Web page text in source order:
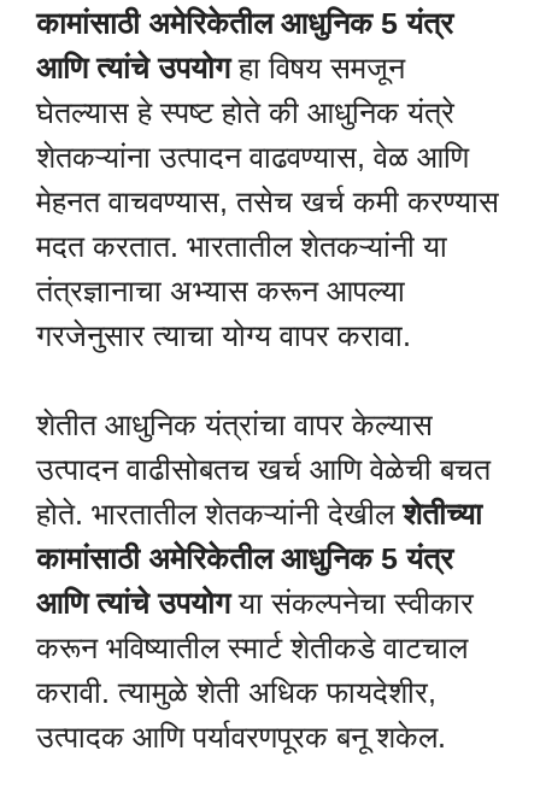
कामांसाठी अमेरिकेतील आधुनिक 5 यंत्र
आणि त्यांचे उपयोगहा विषय समजून
घेतल्यास हे स्पष्ट होते की आधुनिक यंत्रे
शेतकऱ्यांना उत्पादन वाढवण्यास, वेळ आणि
मेहनत वाचवण्यास, तसेच खर्च कमी करण्यास
मदत करतात. भारतातील शेतकऱ्यांनी या
तंत्रज्ञानाचा अभ्यास करून आपल्या
गरजेनुसार त्याचा योग्य वापर करावा.
शेतीत आधुनिक यंत्रांचा वापर केल्यास
उत्पादन वाढीसोबतच खर्च आणि वेळेची बचत
होते. भारतातील शेतकऱ्यांनी देखीलशेतीच्या
कामांसाठी अमेरिकेतील आधुनिक 5 यंत्र
आणि त्यांचे उपयोगया संकल्पनेचा स्वीकार
करून भविष्यातील स्मार्ट शेतीकडे वाटचाल
करावी. त्यामुळे शेती अधिक फायदेशीर,
उत्पादक आणि पर्यावरणपूरक बनू शकेल.